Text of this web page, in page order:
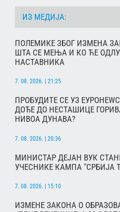
ИЗ МЕДИЈА:
ПОЛЕМИКЕ ЗБОГ ИЗМЕНА
ШТА СЕ МЕЊА И КО ЋЕ
НАСТАВНИКА
7. 08. 2026. | 21:25
ПРОБУДИТЕ СЕ УЗ
ДОЂЕ ДО НЕСТАШИЦЕ
НИВОА ДУНАВА?
7. 08. 2026. | 20:36
МИНИСТАР ДЕЈАН ВУК
УЧЕСНИКЕ КАМПА "СРБИЈА
7. 08. 2026. | 15:10
ИЗМЕНЕ ЗАКОНА О